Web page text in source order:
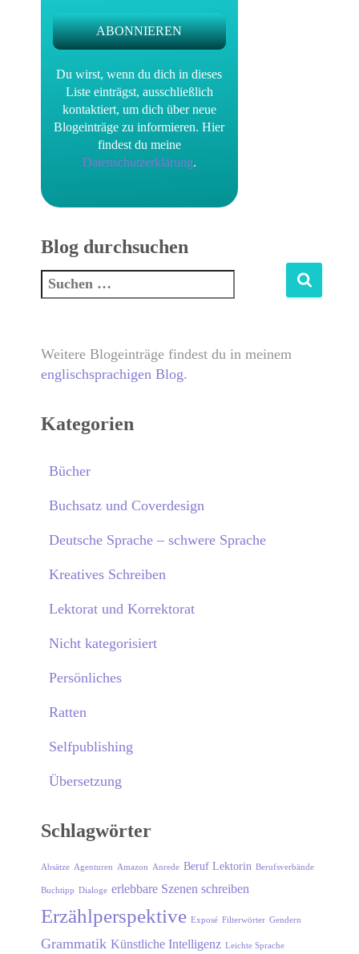
Du wirst, wenn du dich in dieses
Liste einträgst, ausschließlich
kontaktiert, um dich über neue
Blogeinträge zu informieren.Hier
findest du meine
Datenschutzerklärung.
Blog durchsuchen
Weitere Blogeinträge findest du in meinem
englischsprachigen Blog.
Kategorien
Bücher
Buchsatz und Coverdesign
Deutsche Sprache – schwere Sprache
Kreatives Schreiben
Lektorat und Korrektorat
Nicht kategorisiert
Persönliches
Ratten
Selfpublishing
Übersetzung
Schlagwörter
Absätze Agenturen Amazon Anrede Beruf Lektorin Berufsverbände
Buchtipp Dialoge erlebbare Szenen schreiben
Erzählperspektive Exposé Filterwörter Gendern
Grammatik Künstliche Intelligenz Leichte Sprache